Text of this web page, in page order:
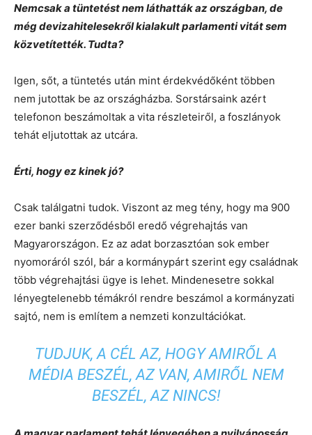
Nemcsak a tüntetést nem láthatták az országban, de
még devizahitelesekről kialakult parlamenti vitát sem
közvetítették. Tudta?
Igen, sőt, a tüntetés után mint érdekvédőként többen
nem jutottak be az országházba. Sorstársaink azért
telefonon beszámoltak a vita részleteiről, a foszlányok
tehát eljutottak az utcára.
Érti, hogy ez kinek jó?
Csak találgatni tudok. Viszont az meg tény, hogy ma 900
ezer banki szerződésből eredő végrehajtás van
Magyarországon. Ez az adat borzasztóan sok ember
nyomoráról szól, bár a kormánypárt szerint egy családnak
több végrehajtási ügye is lehet. Mindenesetre sokkal
lényegtelenebb témákról rendre beszámol a kormányzati
sajtó, nem is említem a nemzeti konzultációkat.
TUDJUK, A CÉL AZ, HOGY AMIRŐL A
MÉDIA BESZÉL, AZ VAN, AMIRŐL NEM
BESZÉL, AZ NINCS!